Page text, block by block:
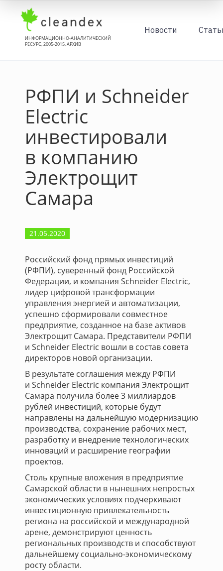
ИНФОРМАЦИОННО-АНАЛИТИЧЕСКИЙ
РЕСУРС, 2005-2015, АРХИВ
Новости
РФПИ и Schneider
Electric
инвестировали
в компанию
Электрощит
Самара
21.05.2020
Российский фонд прямых инвестиций
(РФПИ), суверенный фонд Российской
Федерации, и компания Schneider Electric,
лидер цифровой трансформации
управления энергией и автоматизации,
успешно сформировали совместное
предприятие, созданное на базе активов
Электрощит Самара. Представители РФПИ
и Schneider Electric вошли в состав совета
директоров новой организации.
В результате соглашения между РФПИ
и Schneider Electric компания Электрощит
Самара получила более 3 миллиардов
рублей инвестиций, которые будут
направлены на дальнейшую модернизацию
производства, сохранение рабочих мест,
разработку и внедрение технологических
инноваций и расширение географии
проектов.
Столь крупные вложения в предприятие
Самарской области в нынешних непростых
экономических условиях подчеркивают
инвестиционную привлекательность
региона на российской и международной
арене, демонстрируют ценность
региональных производств и способствуют
дальнейшему социально-экономическому
росту области.